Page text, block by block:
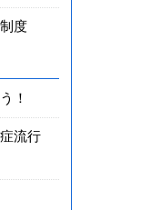
度
！
流行